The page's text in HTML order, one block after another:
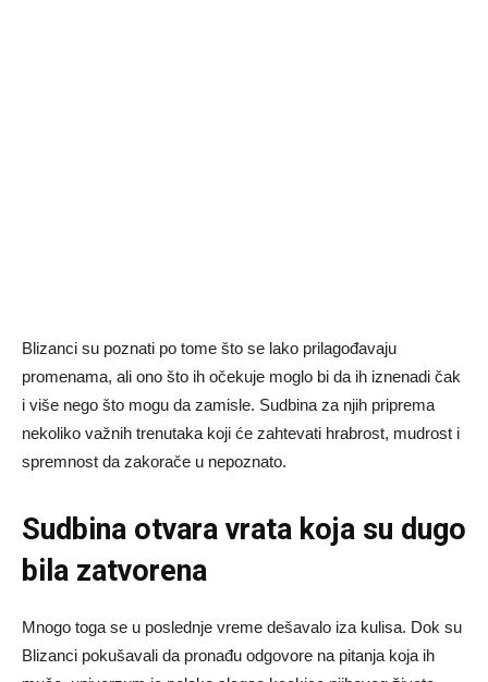
Blizanci su poznati po tome što se lako prilagođavaju
promenama, ali ono što ih očekuje moglo bi da ih iznenadi čak
i više nego što mogu da zamisle. Sudbina za njih priprema
nekoliko važnih trenutaka koji će zahtevati hrabrost, mudrost i
spremnost da zakorače u nepoznato.
Sudbina otvara vrata koja su dugo
bila zatvorena
Mnogo toga se u poslednje vreme dešavalo iza kulisa. Dok su
Blizanci pokušavali da pronađu odgovore na pitanja koja ih